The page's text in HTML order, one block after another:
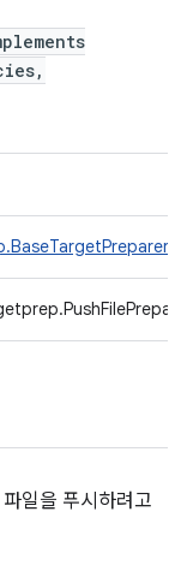
일을 푸시하려고